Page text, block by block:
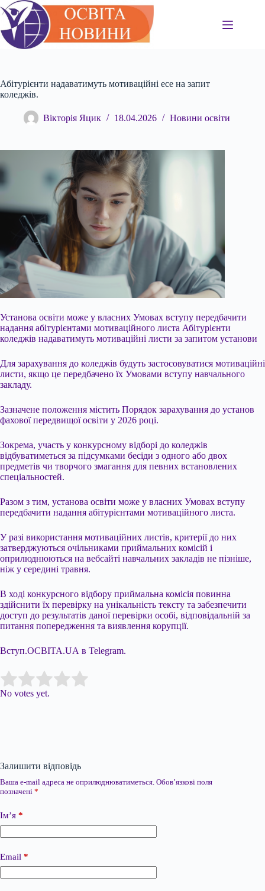
Перейти
до
вмісту
Абітурієнти надаватимуть мотиваційні есе на запит
коледжів.
Вікторія Яцик 18.04.2026 Новини освіти
Установа освіти може у власних Умовах вступу передбачити
надання абітурієнтами мотиваційного листа Абітурієнти
коледжів надаватимуть мотиваційні листи за запитом установи
Для зарахування до коледжів будуть застосовуватися мотиваційні
листи, якщо це передбачено їх Умовами вступу навчального
закладу.
Зазначене положення містить Порядок зарахування до установ
фахової передвищої освіти у 2026 році.
Зокрема, участь у конкурсному відборі до коледжів
відбуватиметься за підсумками бесіди з одного або двох
предметів чи творчого змагання для певних встановлених
спеціальностей.
Разом з тим, установа освіти може у власних Умовах вступу
передбачити надання абітурієнтами мотиваційного листа.
У разі використання мотиваційних листів, критерії до них
затверджуються очільниками приймальних комісій і
оприлюднюються на вебсайті навчальних закладів не пізніше,
ніж у середині травня.
В ході конкурсного відбору приймальна комісія повинна
здійснити їх перевірку на унікальність тексту та забезпечити
доступ до результатів даної перевірки особі, відповідальній за
питання попередження та виявлення корупції.
Вступ.ОСВІТА.UA в Telegram.
Rate this item:
No votes yet.
Залишити відповідь
Ваша e-mail адреса не оприлюднюватиметься. Обов’язкові поля
позначені *
Ім’я *
Email *